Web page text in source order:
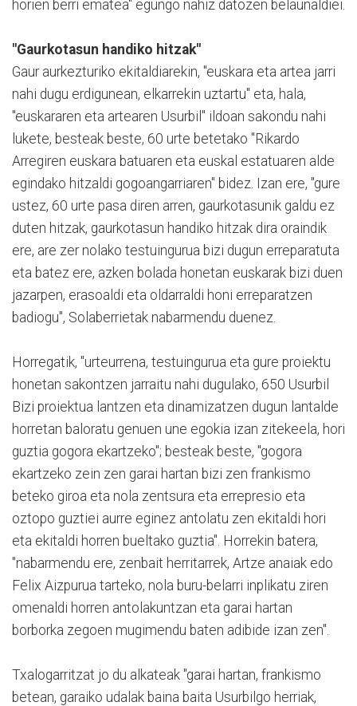
horien berri ematea" egungo nahiz datozen belaunaldiei.
"Gaurkotasun handiko hitzak"
Gaur aurkezturiko ekitaldiarekin, "euskara eta artea jarri
nahi dugu erdigunean, elkarrekin uztartu" eta, hala,
"euskararen eta artearen Usurbil" ildoan sakondu nahi
lukete, besteak beste, 60 urte betetako "Rikardo
Arregiren euskara batuaren eta euskal estatuaren alde
egindako hitzaldi gogoangarriaren" bidez. Izan ere, "gure
ustez, 60 urte pasa diren arren, gaurkotasunik galdu ez
duten hitzak, gaurkotasun handiko hitzak dira oraindik
ere, are zer nolako testuingurua bizi dugun erreparatuta
eta batez ere, azken bolada honetan euskarak bizi duen
jazarpen, erasoaldi eta oldarraldi honi erreparatzen
badiogu", Solaberrietak nabarmendu duenez.
Horregatik, "urteurrena, testuingurua eta gure proiektu
honetan sakontzen jarraitu nahi dugulako, 650 Usurbil
Bizi proiektua lantzen eta dinamizatzen dugun lantalde
horretan baloratu genuen une egokia izan zitekeela, hori
guztia gogora ekartzeko"; besteak beste, "gogora
ekartzeko zein zen garai hartan bizi zen frankismo
beteko giroa eta nola zentsura eta errepresio eta
oztopo guztiei aurre eginez antolatu zen ekitaldi hori
eta ekitaldi horren bueltako guztia". Horrekin batera,
"nabarmendu ere, zenbait herritarrek, Artze anaiak edo
Felix Aizpurua tarteko, nola buru-belarri inplikatu ziren
omenaldi horren antolakuntzan eta garai hartan
borborka zegoen mugimendu baten adibide izan zen".
Txalogarritzat jo du alkateak "garai hartan, frankismo
betean, garaiko udalak baina baita Usurbilgo herriak,